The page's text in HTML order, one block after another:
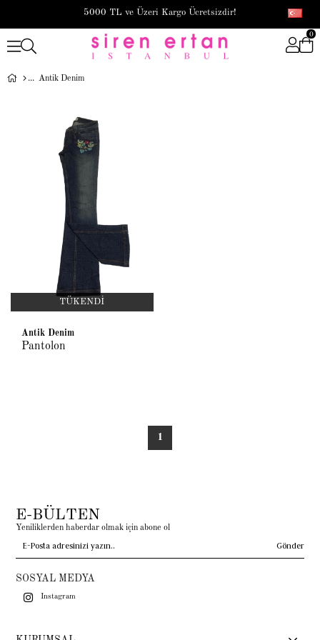
5000 TL ve Üzeri Kargo Ücretsizdir!
0
Antik Denim
TÜKENDI
Antik Denim
Pantolon
1
E-BÜLTEN
Yeniliklerden haberdar olmak için abone ol
Gönder
SOSYAL MEDYA
Instagram